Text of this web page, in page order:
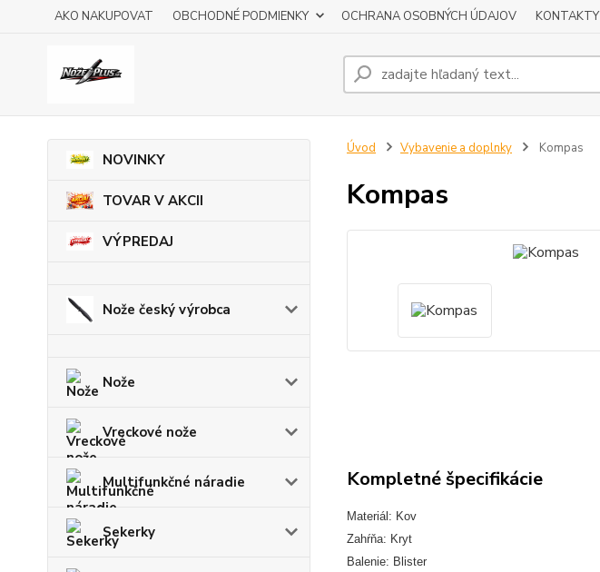
AKO NAKUPOVAT OBCHODNÉ PODMIENKY OCHRANA OSOBNÝCH ÚDAJOV KONTAKTY
NOVINKY
TOVAR V AKCII
VÝPREDAJ
Nože český výrobca
Nože
Vreckové nože
Multifunkčné náradie
Sekerky
Úvod Vybavenie a doplnky Kompas
Kompas
Kompletné špecifikácie
Materiál: Kov
Zahŕňa: Kryt
Balenie: Blister